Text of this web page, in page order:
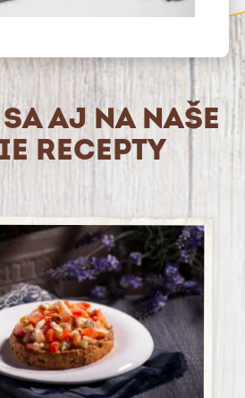
AJ NA NAŠE
RECEPTY